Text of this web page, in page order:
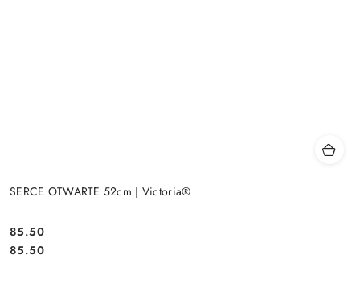
SERCE OTWARTE 52cm | Victoria®
Cena:
85.50
Cena:
85.50